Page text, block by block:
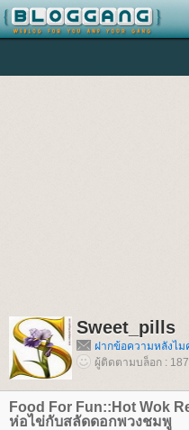
Sweet_pills
ฝากข้อความหลังไม
ผู้ติดตามบล็อก :
Food For Fun::Hot Wok
ห่อไข่กับสลัดดอกพวงชมพู